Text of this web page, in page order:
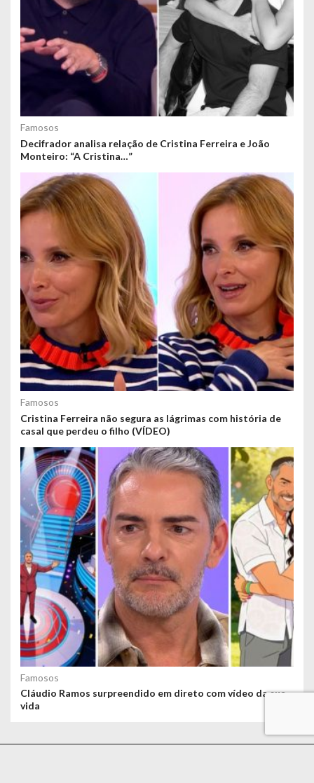
Famosos
Decifrador analisa relação de Cristina Ferreira e João
Monteiro: “A Cristina…”
Famosos
Cristina Ferreira não segura as lágrimas com história de
casal que perdeu o filho (VÍDEO)
Famosos
Cláudio Ramos surpreendido em direto com vídeo da sua
vida